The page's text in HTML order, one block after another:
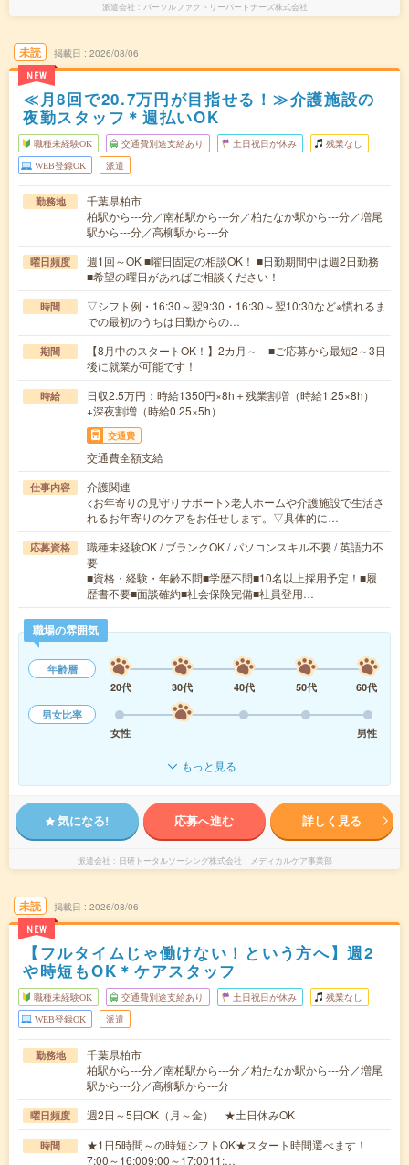
派遣会社 パーソルファクトリーパートナーズ株式会社
未読
NEW
掲載日 2026/08/06
≪月8回で20.7万円が目指せる！≫介護施設の
夜勤スタッフ＊週払いOK
職種未経験OK 交通費別途支給あり 土日祝日が休み 残業なし
WEB登録OK 派遣
勤務地
千葉県柏市
柏駅から---分／南柏駅から---分／柏たなか駅から---分／増尾
駅から---分／高柳駅から---分
曜日頻度
週1回～OK ■曜日固定の相談OK！ ■日勤期間中は週2日勤務
■希望の曜日があればご相談ください！
時間
▽シフト例・16:30～翌9:30・16:30～翌10:30など※慣れるま
での最初のうちは日勤からの…
期間
【8月中のスタートOK！】2カ月～ ■ご応募から最短2～3日
後に就業が可能です！
時給
日収2.5万円：時給1350円×8h＋残業割増（時給1.25×8h）
+深夜割増（時給0.25×5h）
交通費
交通費全額支給
仕事内容
介護関連
<お年寄りの見守りサポート>老人ホームや介護施設で生活さ
れるお年寄りのケアをお任せします。▽具体的に…
応募資格
職種未経験OK / ブランクOK / パソコンスキル不要 / 英語力不
要
■資格・経験・年齢不問■学歴不問■10名以上採用予定！■履
歴書不要■面談確約■社会保険完備■社員登用…
職場の雰囲気
年齢層
20代
30代 40代 50代
60代
男女比率
女性
男性
もっと見る
気になる! 応募へ進む 詳しく見る
派遣会社 日研トータルソーシング株式会社 メディカルケア事業部
未読
NEW
掲載日 2026/08/06
【フルタイムじゃ働けない！という方へ】週2
や時短もOK＊ケアスタッフ
職種未経験OK 交通費別途支給あり 土日祝日が休み 残業なし
WEB登録OK 派遣
勤務地
千葉県柏市
柏駅から---分／南柏駅から---分／柏たなか駅から---分／増尾
駅から---分／高柳駅から---分
曜日頻度 週2日～5日OK（月～金） ★土日休みOK
時間
★1日5時間～の時短シフトOK★スタート時間選べます！
7:00～16:009:00～17:0011:…